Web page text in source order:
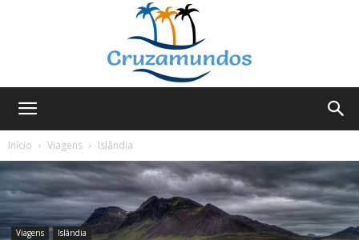
Início
Viagens Islândia
Viagens Islândia